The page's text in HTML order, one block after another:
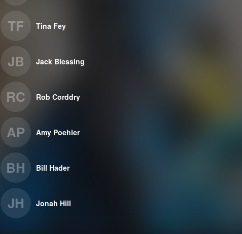
TF Tina Fey
JB Jack Blessing
RC Rob Corddry
AP Amy Poehler
BH Bill Hader
JH Jonah Hill